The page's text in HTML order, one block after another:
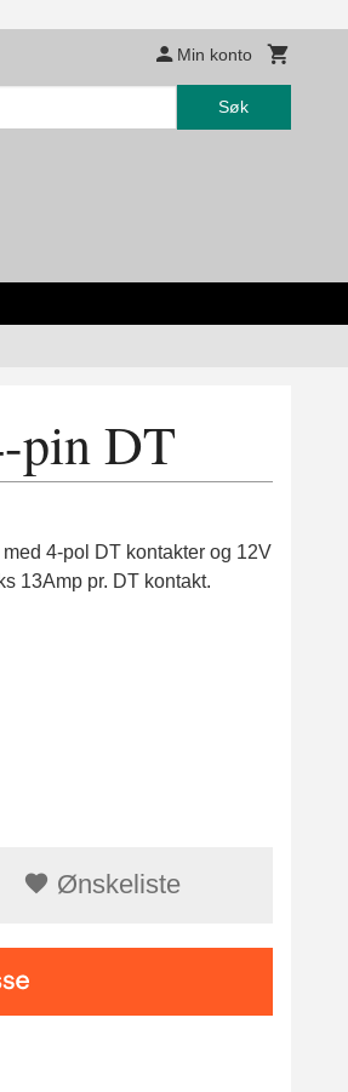
Min konto
Søk
pin DT
4-pol DT kontakter og 12V
13Amp pr. DT kontakt.
Ønskeliste